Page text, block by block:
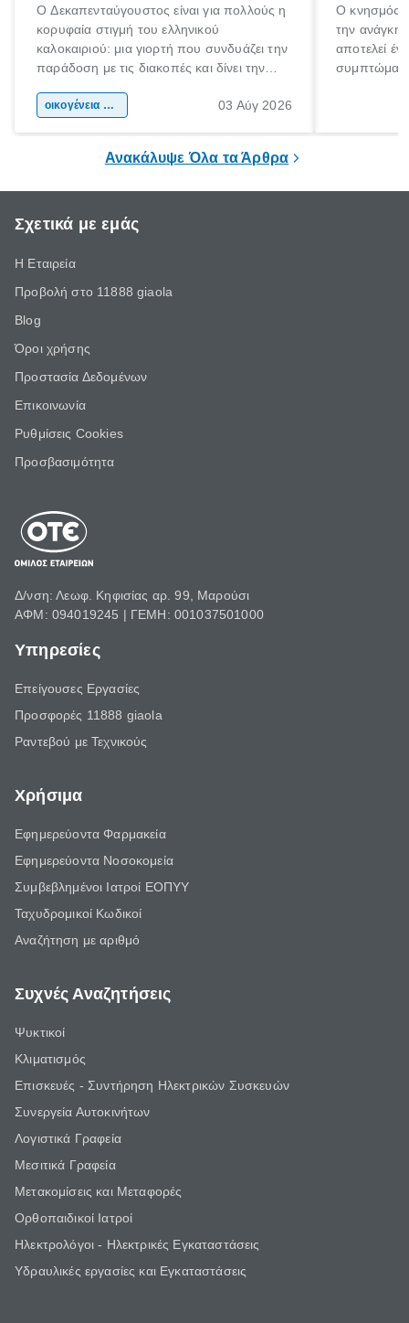
Ο Δεκαπενταύγουστος είναι για πολλούς η
κορυφαία στιγμή του ελληνικού
καλοκαιριού: μια γιορτή που συνδυάζει την
παράδοση με τις διακοπές και δίνει την
χώρας. Είτε πρόκειται για λίγες μέρες
οικογένεια & παιδί 03 Αύγ 2026
Ο κνησμός
την ανάγκη
αποτελεί
Ανακάλυψε Όλα τα Άρθρα
Σχετικά με εμάς
Η Εταιρεία
Προβολή στο 11888 giaola
Blog
Όροι χρήσης
Προστασία Δεδομένων
Επικοινωνία
Ρυθμίσεις Cookies
Προσβασιμότητα
Δ/νση: Λεωφ. Κηφισίας αρ. 99, Μαρούσι
ΑΦΜ: 094019245 | ΓΕΜΗ: 001037501000
Υπηρεσίες
Επείγουσες Εργασίες
Προσφορές 11888 giaola
Ραντεβού με Τεχνικούς
Χρήσιμα
Εφημερεύοντα Φαρμακεία
Εφημερεύοντα Νοσοκομεία
Συμβεβλημένοι Ιατροί ΕΟΠΥΥ
Ταχυδρομικοί Κωδικοί
Αναζήτηση με αριθμό
Συχνές Αναζητήσεις
Ψυκτικοί
Κλιματισμός
Επισκευές - Συντήρηση Ηλεκτρικών Συσκευών
Συνεργεία Αυτοκινήτων
Λογιστικά Γραφεία
Μεσιτικά Γραφεία
Μετακομίσεις και Μεταφορές
Ορθοπαιδικοί Ιατροί
Ηλεκτρολόγοι - Ηλεκτρικές Εγκαταστάσεις
Υδραυλικές εργασίες και Εγκαταστάσεις